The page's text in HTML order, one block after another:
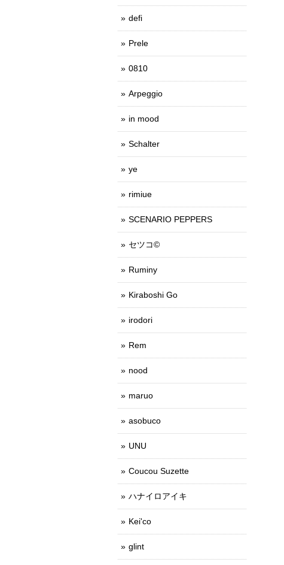
defi
Prele
0810
Arpeggio
in mood
Schalter
ye
rimiue
SCENARIO PEPPERS
セツコ©
Ruminy
Kiraboshi Go
irodori
Rem
nood
maruo
asobuco
UNU
Coucou Suzette
ハナイロアイキ
Kei'co
glint